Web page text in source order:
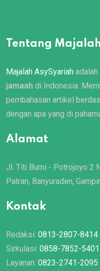
Tentang
Majalah AsySyariah adalah
jamaah di Indonesia.
pembahasan artikel
dengan apa yang di
Alamat
Jl. Titi Bumi - Potrojoyo 2
Patran, Banyuraden,
Kontak
Redaksi: 0813-2807-8414
Sirkulasi: 0858-7852-5401
Layanan: 0823-2741-2095